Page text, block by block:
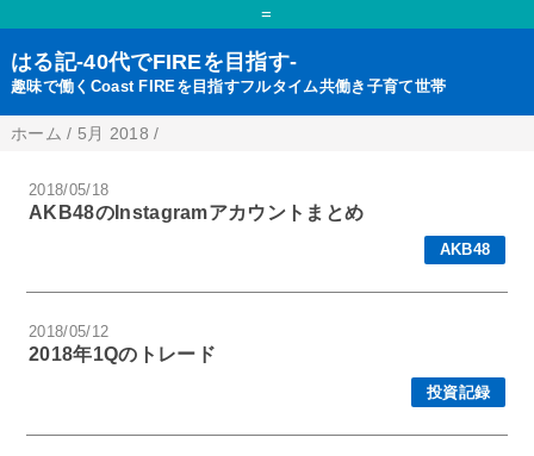
=
はる記-40代でFIREを目指す-
趣味で働くCoast FIREを目指すフルタイム共働き子育て世帯
ホーム / 5月 2018 /
2018/05/18
AKB48のInstagramアカウントまとめ
AKB48
2018/05/12
2018年1Qのトレード
投資記録